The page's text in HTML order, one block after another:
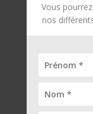
Vous
nos